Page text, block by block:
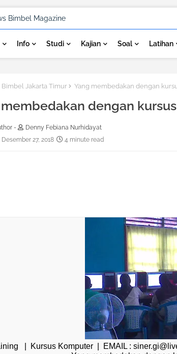
Info Studi Kajian Soal Latihan
Bimbel Jakarta Timur Yang membedakan dengan
dengan
-
Denny Febiana Nurhidayat
Desember 27, 2018
4 minute read
| Kursus Komputer | EMAIL :